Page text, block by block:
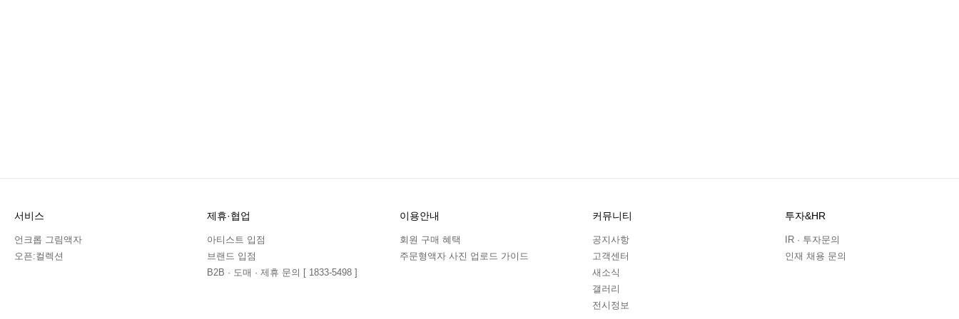
서비스
언크롭 그림액자
오픈:컬렉션
제휴·협업
아티스트 입점
브랜드 입점
B2B · 도매 · 제휴 문의 [ 1833-5498 ]
이용안내
회원 구매 혜택
주문형액자 사진 업로드 가이드
커뮤니티
공지사항
고객센터
새소식
갤러리
전시정보
투자&HR
IR · 투자문의
인재 채용 문의